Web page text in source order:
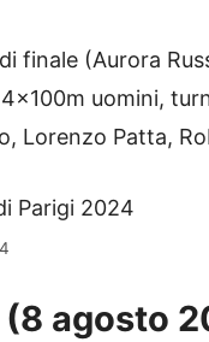
finale (Aurora
uomini,
Lorenzo Patta,
(8 agosto